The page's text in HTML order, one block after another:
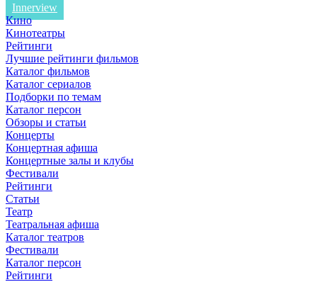
Innerview
Кино
Кинотеатры
Рейтинги
Лучшие рейтинги фильмов
Каталог фильмов
Каталог сериалов
Подборки по темам
Каталог персон
Обзоры и статьи
Концерты
Концертная афиша
Концертные залы и клубы
Фестивали
Рейтинги
Статьи
Театр
Театральная афиша
Каталог театров
Фестивали
Каталог персон
Рейтинги